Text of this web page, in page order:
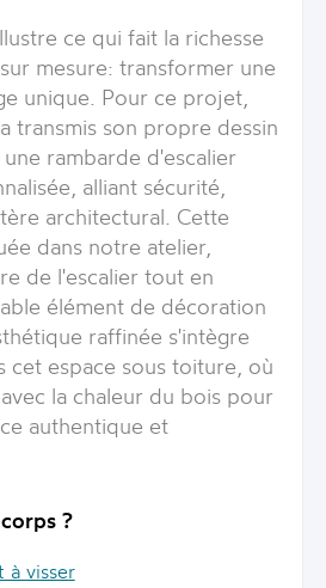
ce qui fait la richesse
mesure: transformer une
unique. Pour ce projet,
transmis son propre dessin
rambarde d'escalier
alliant sécurité,
architectural. Cette
dans notre atelier,
de l'escalier tout en
élément de décoration
raffinée s'intègre
cet espace sous toiture, où
la chaleur du bois pour
authentique et
?
à visser